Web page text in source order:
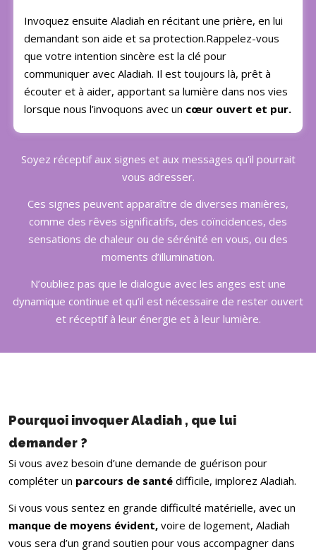
Invoquez ensuite Aladiah en récitant une prière, en lui
demandant son aide et sa protection.Rappelez-vous
que votre intention sincère est la clé pour
communiquer avec Aladiah. Il est toujours là, prêt à
écouter et à aider, apportant sa lumière dans nos vies
lorsque nous l’invoquons avec un cœur ouvert et pur.
Soyez réceptif aux signes et aux messages qu’il pourrait
vous adresser.
Ces signes peuvent apparaître de diverses manières,
comme des rêves significatifs, des coïncidences, des
sensations de chaleur ou de sérénité en vous, ou des
moments d’illumination.
N’oubliez pas que le dialogue avec les anges est une
dynamique continue et qu’il est nécessaire de rester ouvert
et réceptif à leur énergie et à leur lumière.
Pourquoi invoquer Aladiah , que lui
demander ?
Si vous avez besoin d’une demande de guérison pour
compléter un parcours de santé difficile, implorez Aladiah.
Si vous vous sentez en grande difficulté matérielle, avec un
manque de moyens évident, voire de logement, Aladiah
vous sera d’un grand soutien pour vous accompagner dans